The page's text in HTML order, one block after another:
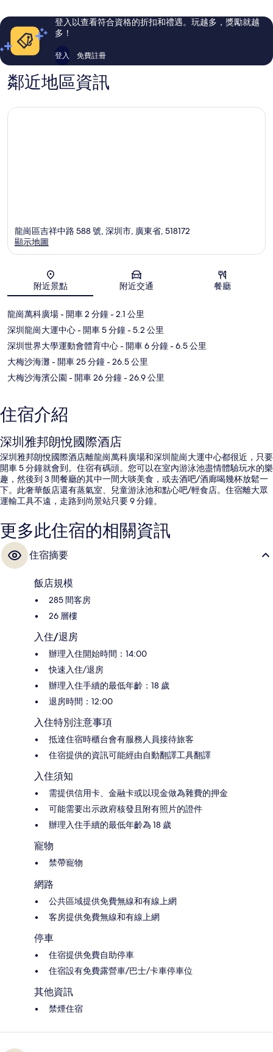
飯
店
崗
評
論
評
論
登入以查看符合資格的折扣和禮遇。玩越多，獎勵就越
多！
登入 免費註冊
鄰近地區資訊
地圖
龍崗區吉祥中路 588 號, 深圳市, 廣東省, 518172
顯示地圖
附近景點 附近交通 餐廳
龍崗萬科廣場- 開車 2 分鐘- 2.1 公里
深圳龍崗大運中心- 開車 5 分鐘- 5.2 公里
深圳世界大學運動會體育中心- 開車 6 分鐘- 6.5 公里
大梅沙海灘- 開車 25 分鐘- 26.5 公里
大梅沙海濱公園 - 開車 26 分鐘- 26.9 公里
住宿介紹
深圳雅邦朗悅國際酒店
深圳雅邦朗悅國際酒店離龍崗萬科廣場和深圳龍崗大運中心都很近，只要
開車 5 分鐘就會到。住宿有碼頭。您可以在室內游泳池盡情體驗玩水的樂
趣，然後到 3 間餐廳的其中一間大啖美食，或去酒吧/酒廊喝幾杯放鬆一
下。此奢華飯店還有蒸氣室、兒童游泳池和點心吧/輕食店。住宿離大眾
運輸工具不遠，走路到尚景站只要 9 分鐘。
更多此住宿的相關資訊
住宿摘要
飯店規模
285 間客房
26 層樓
入住/退房
辦理入住開始時間：14:00
快速入住/退房
辦理入住手續的最低年齡：18 歲
退房時間：12:00
入住特別注意事項
抵達住宿時櫃台會有服務人員接待旅客
住宿提供的資訊可能經由自動翻譯工具翻譯
入住須知
需提供信用卡、金融卡或以現金做為雜費的押金
可能需要出示政府核發且附有照片的證件
辦理入住手續的最低年齡為 18 歲
寵物
禁帶寵物
網路
公共區域提供免費無線和有線上網
客房提供免費無線和有線上網
停車
住宿提供免費自助停車
住宿設有免費露營車/巴士/卡車停車位
其他資訊
禁煙住宿